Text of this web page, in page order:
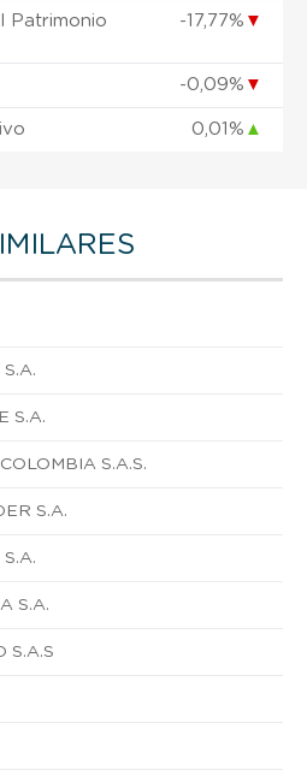
Patrimonio
-17,77% ▼
-0,09% ▼
0,01% ▲
S.A.
S.A.S.
S.A.
S.A.
S.A.S